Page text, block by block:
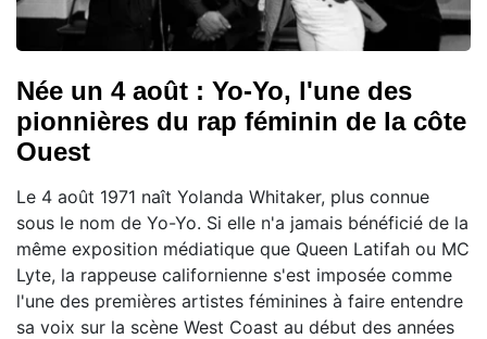
Née un 4 août : Yo-Yo, l'une des
pionnières du rap féminin de la côte
Ouest
Le 4 août 1971 naît Yolanda Whitaker, plus connue
sous le nom de Yo-Yo. Si elle n'a jamais bénéficié de la
même exposition médiatique que Queen Latifah ou MC
Lyte, la rappeuse californienne s'est imposée comme
l'une des premières artistes féminines à faire entendre
sa voix sur la scène West Coast au début des années